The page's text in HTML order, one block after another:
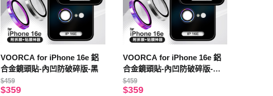
VOORCA for iPhone 16e 鋁
合金鏡頭貼-內凹防破碎版-黑
$459
$359
VOORCA for iPhone 16e 鋁
合金鏡頭貼-內凹防破碎版-燒
鈦紫
$459
$359